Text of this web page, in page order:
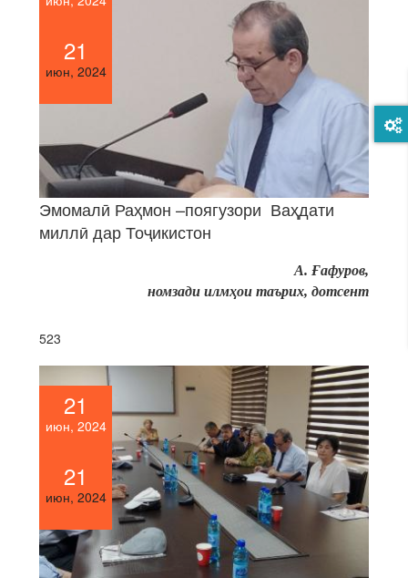
21
июн, 2024
Эмомалӣ Раҳмон –поягузори Ваҳдати
миллӣ дар Тоҷикистон
А. Ғафуров,
номзади илмҳои таърих, дотсент
523
21
июн, 2024
21
июн, 2024